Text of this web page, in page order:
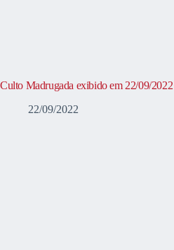
Culto Madrugada exibido em 22/09/2022
22/09/2022